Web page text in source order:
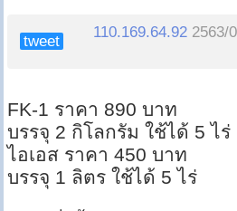
tweet
110.169.64.92 2563/
FK-1 ราคา 890 บาท
บรรจุ 2 กิโลกรัม ใช้ได้ 5 ไร่
ไอเอส ราคา 450 บาท
บรรจุ 1 ลิตร ใช้ได้ 5 ไร่